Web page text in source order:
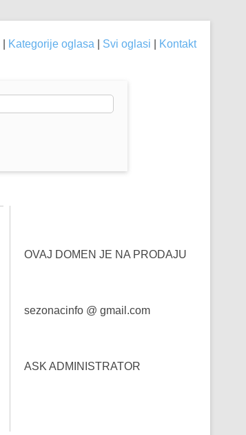
Kategorije oglasa Svi oglasi Kontakt
OVAJ DOMEN JE NA PRODAJU
sezonacinfo @ gmail.com
ASK ADMINISTRATOR